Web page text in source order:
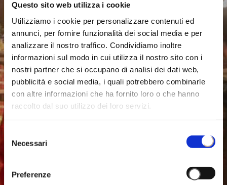
Questo sito web utilizza i cookie
Utilizziamo i cookie per personalizzare contenuti ed
annunci, per fornire funzionalità dei social media e per
analizzare il nostro traffico. Condividiamo inoltre
informazioni sul modo in cui utilizza il nostro sito con i
nostri partner che si occupano di analisi dei dati web,
pubblicità e social media, i quali potrebbero combinarle
con altre informazioni che ha fornito loro o che hanno
raccolto dal suo utilizzo dei loro servizi.
delNecessari
Preferenze